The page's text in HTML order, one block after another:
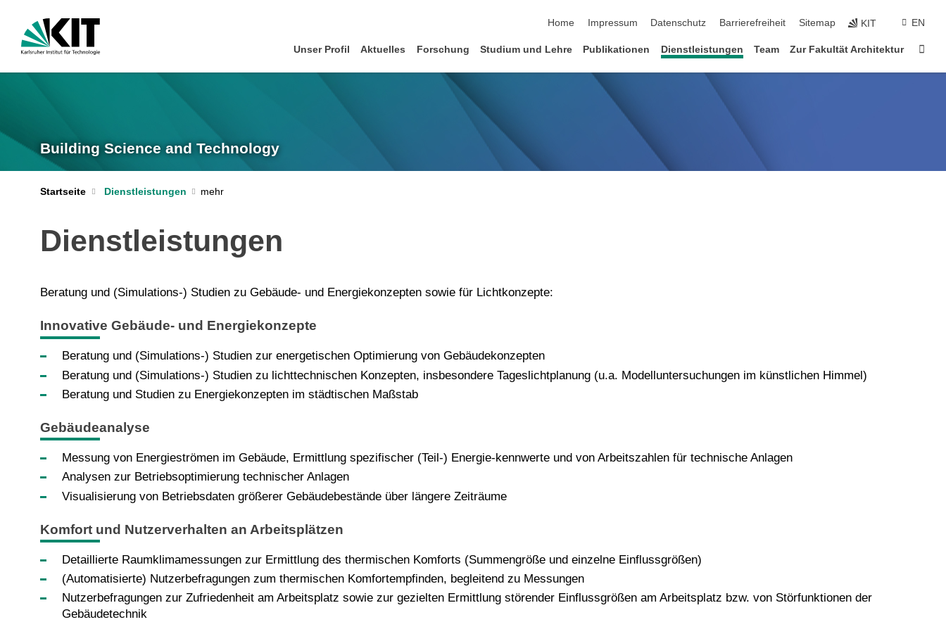
Home
Impressum Datenschutz Barrierefreiheit Sitemap KIT EN
Unser Profil Aktuelles Forschung Studium und Lehre Publikationen Dienstleistungen Team Zur Fakultät Architektur
Building Science and Technology
Startseite Dienstleistungen
Dienstleistungen
Beratung und (Simulations-) Studien zu Gebäude- und Energiekonzepten sowie für Lichtkonzepte:
Innovative Gebäude- und Energiekonzepte
Beratung und (Simulations-) Studien zur energetischen Optimierung von Gebäudekonzepten
Beratung und (Simulations-) Studien zu lichttechnischen Konzepten, insbesondere Tageslichtplanung (u.a. Modelluntersuchungen im künstlichen Himmel)
Beratung und Studien zu Energiekonzepten im städtischen Maßstab
Gebäudeanalyse
Messung von Energieströmen im Gebäude, Ermittlung spezifischer (Teil-) Energie-kennwerte und von Arbeitszahlen für technische Anlagen
Analysen zur Betriebsoptimierung technischer Anlagen
Visualisierung von Betriebsdaten größerer Gebäudebestände über längere Zeiträume
Komfort und Nutzerverhalten an Arbeitsplätzen
Detaillierte Raumklimamessungen zur Ermittlung des thermischen Komforts (Summengröße und einzelne Einflussgrößen)
(Automatisierte) Nutzerbefragungen zum thermischen Komfortempfinden, begleitend zu Messungen
Nutzerbefragungen zur Zufriedenheit am Arbeitsplatz sowie zur gezielten Ermittlung störender Einflussgrößen am Arbeitsplatz bzw. von Störfunktionen der
Gebäudetechnik